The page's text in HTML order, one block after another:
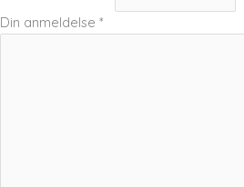
Din anmeldelse *